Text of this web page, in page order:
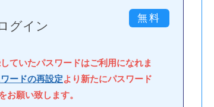
グイン
ていたパスワードはご利用になれま
ードの再設定より新たにパスワード
お願い致します。